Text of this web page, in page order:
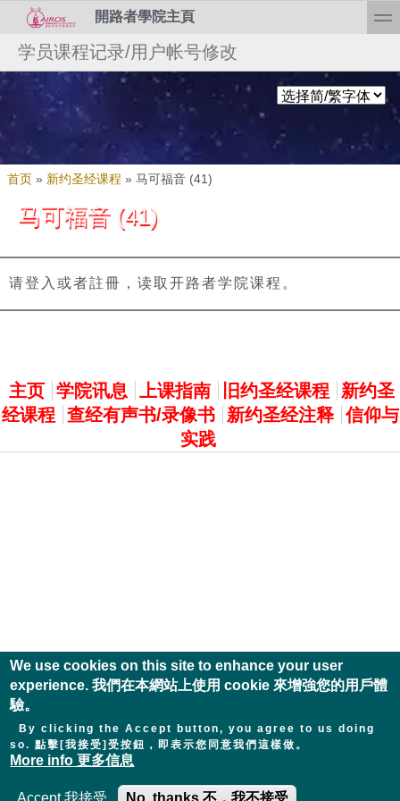
跳转到主要内容
Skip to search
開路者學院主頁
次级菜单
学员课程记录/用户帐号修改
当前位置
首页 » 新约圣经课程 »马可福音 (41)
马可福音 (41)
请登入或者註冊，读取开路者学院课程。
主菜单
主页 学院讯息 上课指南 旧约圣经课程 新约圣
经课程
查经有声书/录像书 新约圣经注释 信仰与
实践
We use cookies on this site to enhance your user
experience. 我們在本網站上使用 cookie 來增強您的用戶體
驗。
By clicking the Accept button, you agree to us doing
so. 點擊[我接受]受按鈕，即表示您同意我們這樣做。
More info 更多信息
Accept 我接受 No, thanks 不，我不接受